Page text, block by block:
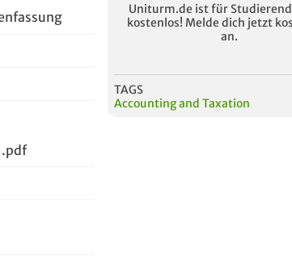
Uniturm.de ist für
kostenlos! Melde dich jetzt
an.
TAGS
Accounting and Taxation